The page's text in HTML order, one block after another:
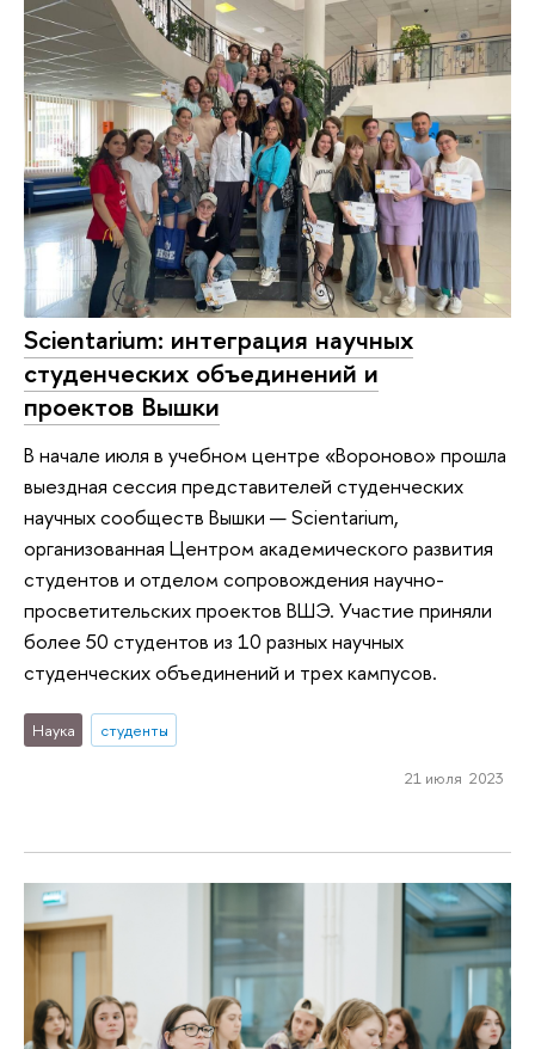
Scientarium: интеграция научных
студенческих объединений и
проектов Вышки
В начале июля в учебном центре «Вороново» прошла
выездная сессия представителей студенческих
научных сообществ Вышки — Scientarium,
организованная Центром академического развития
студентов и отделом сопровождения научно-
просветительских проектов ВШЭ. Участие приняли
более 50 студентов из 10 разных научных
студенческих объединений и трех кампусов.
Наука студенты
21 июля 2023